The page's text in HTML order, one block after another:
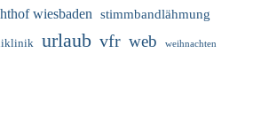
wiesbaden stimmbandlähmung
urlaub vfr web weihnachten